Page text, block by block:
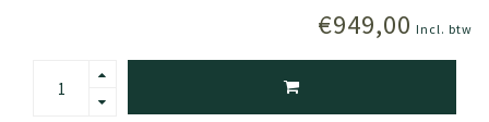
€949,00 Incl. btw